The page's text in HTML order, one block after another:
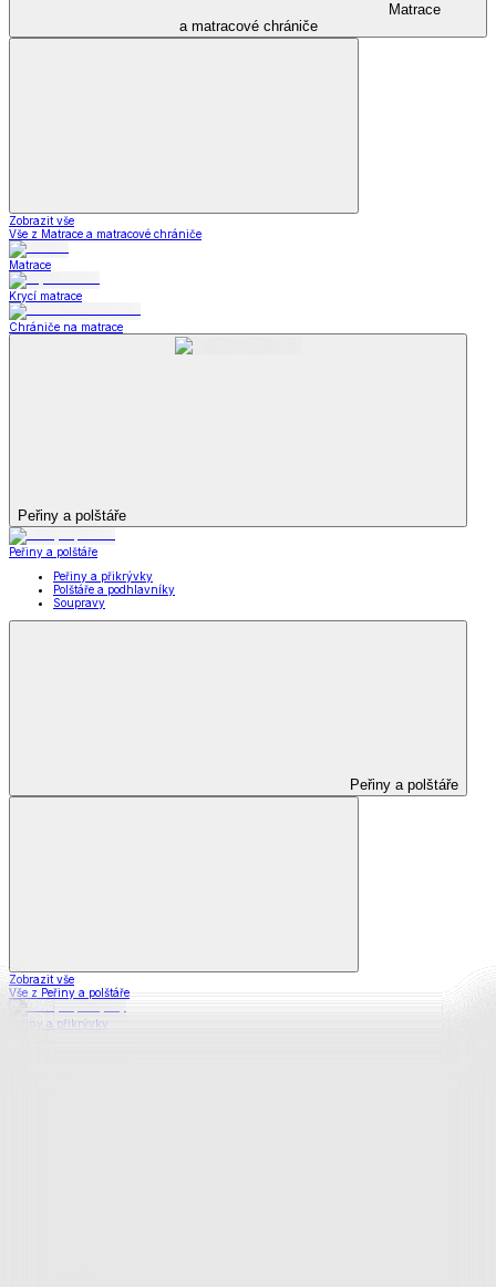
Matrace
a matracové chrániče
Zobrazit vše
Vše z Matrace a matracové chrániče
Matrace
Krycí matrace
Chrániče na matrace
Peřiny a polštáře
Peřiny a polštáře
Peřiny a přikrývky
Polštáře a podhlavníky
Soupravy
Peřiny a polštáře
Zobrazit vše
Vše z Peřiny a polštáře
Peřiny a přikrývky